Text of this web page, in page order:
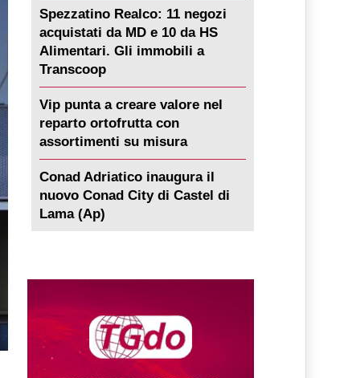
Spezzatino Realco: 11 negozi
acquistati da MD e 10 da HS
Alimentari. Gli immobili a
Transcoop
Vip punta a creare valore nel
reparto ortofrutta con
assortimenti su misura
Conad Adriatico inaugura il
nuovo Conad City di Castel di
Lama (Ap)